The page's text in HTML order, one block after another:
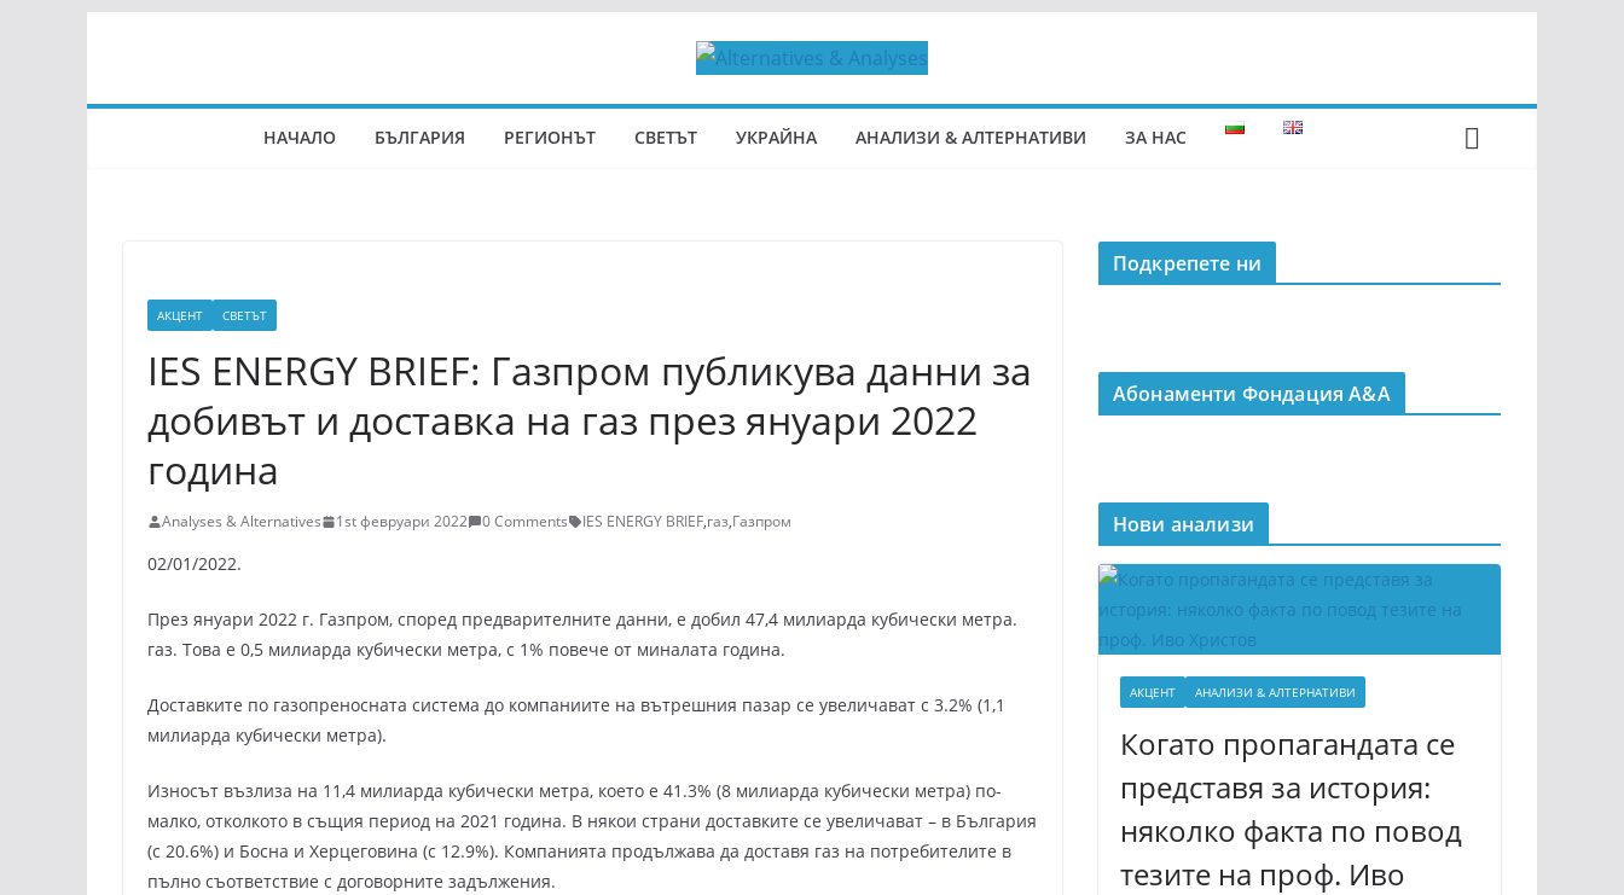
НАЧАЛО БЪЛГАРИЯ РЕГИОНЪТ СВЕТЪТ УКРАЙНА АНАЛИЗИ & АЛТЕРНАТИВИ ЗА НАС
АКЦЕНТ СВЕТЪТ
IES ENERGY BRIEF: Газпром публикува данни за
добивът и доставка на газ през януари 2022
година
Analyses & Alternatives 1st февруари 2022 0 Comments IES ENERGY BRIEF,газ,Газпром
02/01/2022.
През януари 2022 г. Газпром, според предварителните данни, е добил 47,4 милиарда кубически метра.
газ. Това е 0,5 милиарда кубически метра, с 1% повече от миналата година.
Доставките по газопреносната система до компаниите на вътрешния пазар се увеличават с 3.2% (1,1
милиарда кубически метра).
Износът възлиза на 11,4 милиарда кубически метра, което е 41.3% (8 милиарда кубически метра) по-
малко, отколкото в същия период на 2021 година. В някои страни доставките се увеличават – в България
(с 20.6%) и Босна и Херцеговина (с 12.9%). Компанията продължава да доставя газ на потребителите в
пълно съответствие с договорните задължения.
Подкрепeте ни
Абонаменти Фондация А&A
Нови анализи
АКЦЕНТ АНАЛИЗИ & АЛТЕРНАТИВИ
Когато пропагандата се
представя за история:
няколко факта по повод
тезите на проф. Иво